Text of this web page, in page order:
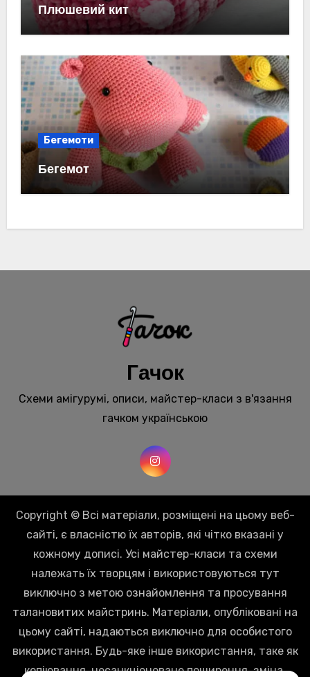
Плюшевий кит
Бегемоти
Бегемот
Гачок
Схеми амігурумі, описи, майстер-класи з в'язання
гачком українською
Copyright © Всі матеріали, розміщені на цьому веб-
сайті, є власністю їх авторів, які чітко вказані у
кожному дописі. Усі майстер-класи та схеми
належать їх творцям і використовуються тут
виключно з метою ознайомлення та просування
талановитих майстринь. Матеріали, опубліковані на
цьому сайті, надаються виключно для особистого
використання. Будь-яке інше використання, таке як
копіювання, несанкціоноване поширення, зміна,